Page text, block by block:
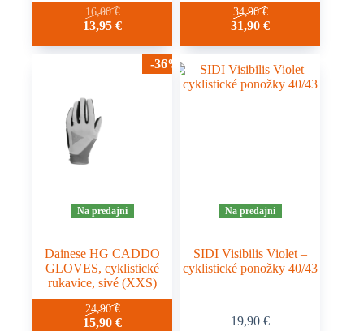
16,00€
Pôvodná
bola:
13,95€Aktuálna
je:
13,95 €.
34,90€
31,90€
-36%
Na predajni
Dainese HG CADDO
GLOVES, cyklistické
rukavice, sivé (XXS)
24,90€
15,90€
Na predajni
SIDI Visibilis Violet –
cyklistické ponožky 40/43
19,90€